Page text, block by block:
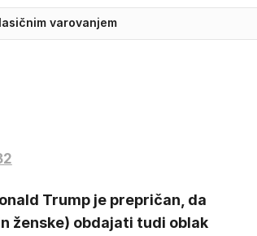
varovanjem
Trump je prepričan, da
ženske) obdajati tudi oblak